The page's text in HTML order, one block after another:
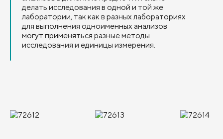
делать исследования в одной и той же
лаборатории, так как в разных лабораториях
для выполнения одноименных анализов
могут применяться разные методы
исследования и единицы измерения.